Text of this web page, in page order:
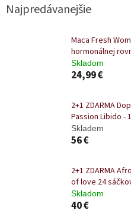
Najpredávanejšie
Maca Fresh
hormonálnej
Skladom
24,99 €
2+1 ZDARMA
Passion Libido -
Skladem
56 €
2+1 ZDARMA
of love 24
Skladom
40 €